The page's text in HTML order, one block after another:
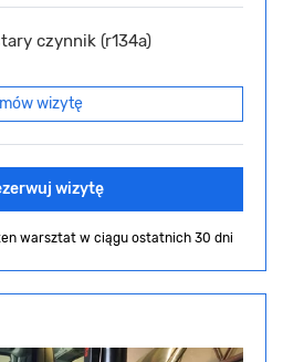
czynnik (r134a)
wizytę
wizytę
warsztat w ciągu ostatnich 30 dni